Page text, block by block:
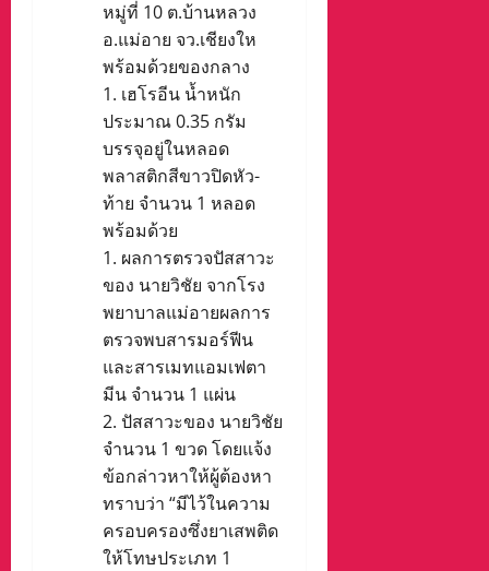
หมู่ที่ 10 ต.บ้านหลวง
อ.แม่อาย จว.เชียงให
พร้อมด้วยของกลาง​
​1. เฮโรอีน น้ำหนัก
ประมาณ 0.35 กรัม
บรรจุอยู่ในหลอด
พลาสติกสีขาวปิดหัว-
ท้าย จำนวน 1 หลอด
พร้อมด้วย
​1. ผลการตรวจปัสสาวะ
ของ นายวิชัย จากโรง
พยาบาลแม่อายผลการ
ตรวจพบสารมอร์ฟีน
และสารเมทแอมเฟตา
มีน จำนวน 1 แผ่น
​2. ปัสสาวะของ นายวิชัย
จำนวน 1 ขวด โดยแจ้ง
ข้อกล่าวหาให้ผู้ต้องหา
ทราบว่า “มีไว้ในความ
ครอบครองซึ่งยาเสพติด
ให้โทษประเภท 1